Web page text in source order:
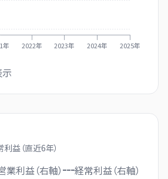
年 2022年 2023年 2024年 2025年
利益（直近6年）
業利益（右軸） 経常利益（右軸）